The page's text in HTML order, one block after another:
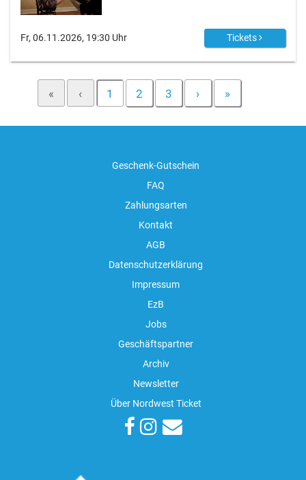
Fr, 06.11.2026, 19:30 Uhr Tickets
« ‹ 1 2 3 › »
Geschenk-Gutschein
FAQ
Zahlungsarten
Kontakt
AGB
Datenschutzerklärung
Impressum
EzB
Jobs
Geschäftspartner
Archiv
Newsletter
Über Nordwest Ticket